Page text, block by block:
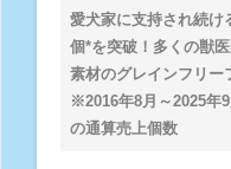
愛犬家に支持され続け
個*を突破！多くの獣
素材のグレインフリー
※2016年8月～2025年
の通算売上個数